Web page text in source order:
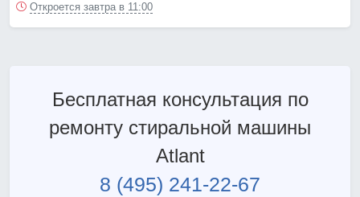
Откроется завтра в 11:00
Бесплатная консультация по
ремонту стиральной машины
Atlant
8 (495) 241-22-67